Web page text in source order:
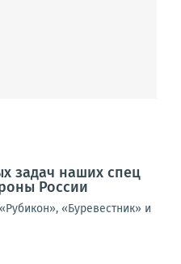
задач наших спец
России
«Буревестник» и